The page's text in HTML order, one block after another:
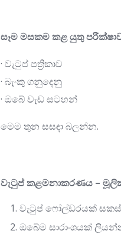
සෑම මසකම කළ යුතු
· වැටුප් පත්‍රිකාව
· බැංකු ගනුදෙනු
· ඔබේ වැඩ සටහන්
මෙම තුන සසඳා බලන්න.
වැටුප් කළමනාකරණය –
වැටුප් ෆෝල්ඩරයක්
ඔබේම සාරාංශයක්